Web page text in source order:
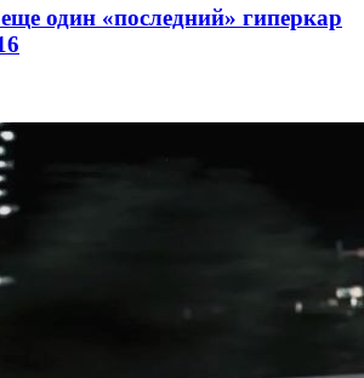
один «последний» гиперкар